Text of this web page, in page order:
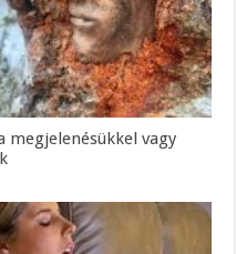
vagy